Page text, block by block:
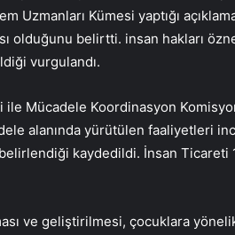
Uzmanları Kümesi yaptığı
olduğunu belirtti. insan hakları
vurgulandı.
Mücadele Koordinasyon
alanında yürütülen faaliyetleri
kaydedildi. İnsan
ve geliştirilmesi, çocuklara